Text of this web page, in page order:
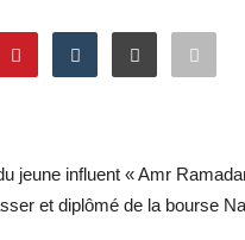
jeune influent « Amr
et diplômé de la bourse